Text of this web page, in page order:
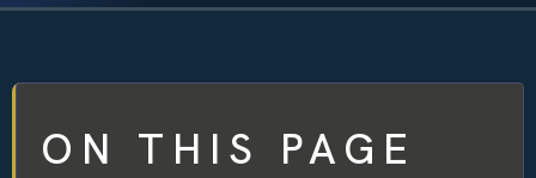
ON THIS PAGE